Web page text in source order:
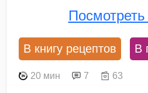
В книгу рецептов В
20 мин 7 63